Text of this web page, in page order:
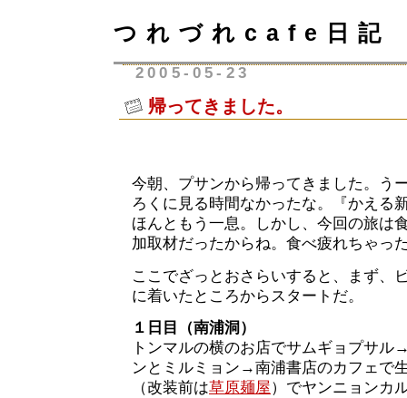
つれづれcafe日記
2005-05-23
帰ってきました。
今朝、プサンから帰ってきました。う
ろくに見る時間なかったな。『かえる
ほんともう一息。しかし、今回の旅は
加取材だったからね。食べ疲れちゃっ
ここでざっとおさらいすると、まず、
に着いたところからスタートだ。
１日目（南浦洞）
トンマルの横のお店でサムギョプサル
ンとミルミョン→南浦書店のカフェで
（改装前は草原麺屋）でヤンニョンカ